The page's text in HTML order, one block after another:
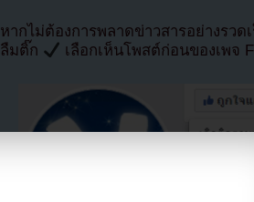
หากไม่ต้องการพลาดข่าวสารอย่างรว
ลืมติ๊ก
เลือกเห็นโพสต์ก่อนของเพจ